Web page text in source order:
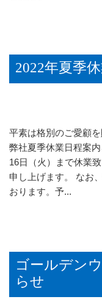
2022年夏季
平素は格別のご愛顧
弊社夏季休業日程案
16日（火）まで休業
申し上げます。 なお
おります。予...
ゴールデン
らせ